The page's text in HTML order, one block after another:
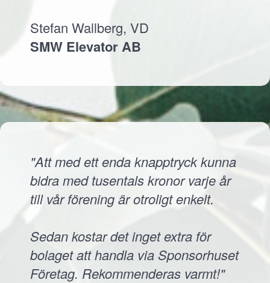
Stefan Wallberg, VD
SMW Elevator AB
"Att med ett enda knapptryck kunna
bidra med tusentals kronor varje år
till vår förening är otroligt enkelt.
Sedan kostar det inget extra för
bolaget att handla via Sponsorhuset
Företag. Rekommenderas varmt!"